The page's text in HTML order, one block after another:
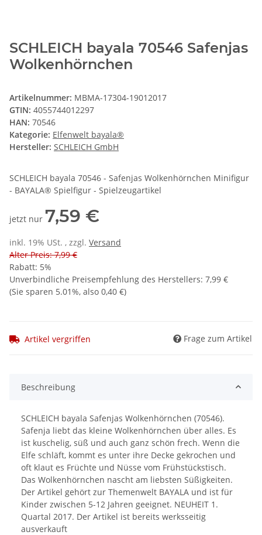
SCHLEICH bayala 70546 Safenjas
Wolkenhörnchen
Artikelnummer: MBMA-17304-19012017
GTIN: 4055744012297
HAN: 70546
Kategorie: Elfenwelt bayala®
Hersteller: SCHLEICH GmbH
SCHLEICH bayala 70546 - Safenjas Wolkenhörnchen Minifigur
- BAYALA® Spielfigur - Spielzeugartikel
jetzt nur 7,59 €
inkl. 19% USt. , zzgl. Versand
Alter Preis: 7,99 €
Rabatt: 5%
Unverbindliche Preisempfehlung des Herstellers: 7,99 €
(Sie sparen 5.01%, also 0,40 €)
Artikel vergriffen Frage zum Artikel
Beschreibung
SCHLEICH bayala Safenjas Wolkenhörnchen (70546).
Safenja liebt das kleine Wolkenhörnchen über alles. Es
ist kuschelig, süß und auch ganz schön frech. Wenn die
Elfe schläft, kommt es unter ihre Decke gekrochen und
oft klaut es Früchte und Nüsse vom Frühstückstisch.
Das Wolkenhörnchen nascht am liebsten Süßigkeiten.
Der Artikel gehört zur Themenwelt BAYALA und ist für
Kinder zwischen 5-12 Jahren geeignet. NEUHEIT 1.
Quartal 2017. Der Artikel ist bereits werksseitig
ausverkauft